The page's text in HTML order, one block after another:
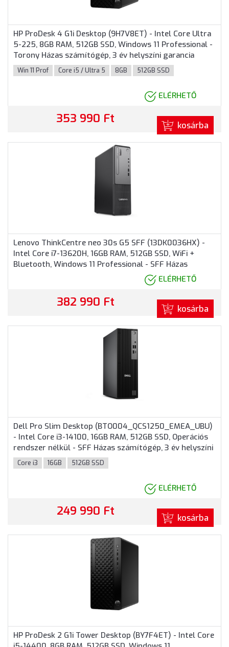
HP ProDesk 4 G1i Desktop (9H7V8ET) - Intel Core Ultra
5-225, 8GB RAM, 512GB SSD, Windows 11 Professional -
Torony Házas számítógép, 3 év helyszíni garancia
Win 11 Prof Core i5 / Ultra 5 8GB 512GB SSD
ELÉRHETŐ
353 990 Ft kosárba
Lenovo ThinkCentre neo 30s G5 SFF (13DK0036HX) -
Intel Core i7-13620H, 16GB RAM, 512GB SSD, WiFi +
Bluetooth, Windows 11 Professional - SFF Házas
ELÉRHETŐ
382 990 Ft kosárba
Dell Pro Slim Desktop (BTO004_QCS1250_EMEA_UBU)
- Intel Core i3-14100, 16GB RAM, 512GB SSD, Operációs
rendszer nélkül - SFF Házas számítógép, 3 év helyszíni
garancia
Core i3 16GB 512GB SSD
ELÉRHETŐ
249 990 Ft kosárba
HP ProDesk 2 G1i Tower Desktop (BY7F4ET) - Intel Core